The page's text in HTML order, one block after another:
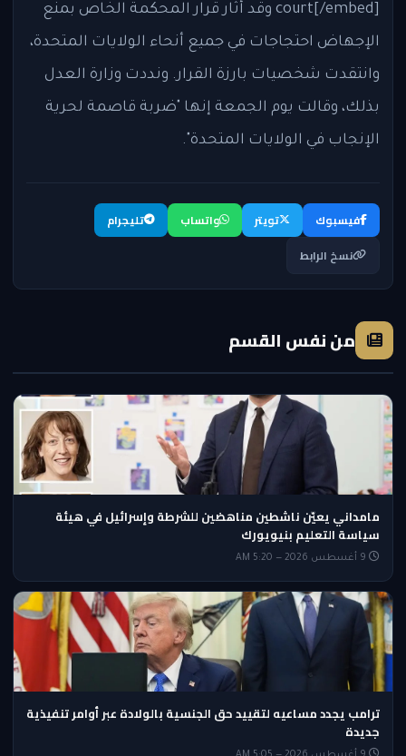
court[/embed] وقد أثار قرار المحكمة الخاص بمنع
الإجهاض احتجاجات في جميع أنحاء الولايات المتحدة،
وانتقدت شخصيات بارزة القرار. ونددت وزارة العدل
بذلك، وقالت يوم الجمعة إنها "ضربة قاصمة لحرية
الإنجاب في الولايات المتحدة".
فيسبوك تويتر واتساب
تليجرام
نسخ الرابط
من نفس القسم
مامداني يعيّن ناشطين مناهضين للشرطة وإسرائيل في هيئة
سياسة التعليم بنيويورك
ترامب يجدد مساعيه لتقييد حق الجنسية بالولادة عبر أوامر تنفيذية
جديدة